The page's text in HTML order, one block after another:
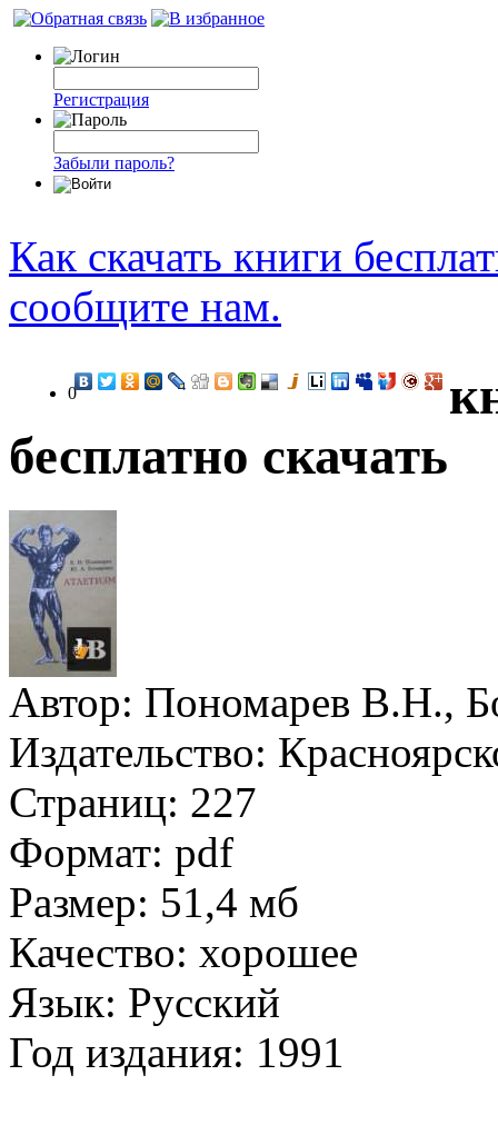
Регистрация
Забыли пароль?
Как скачать книги
сообщите нам.
0
бесплатно скачать
Автор: Пономарев В.Н.,
Издательство:
Страниц: 227
Формат: pdf
Размер: 51,4 мб
Качество: хорошее
Язык: Русский
Год издания: 1991